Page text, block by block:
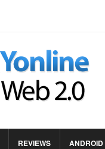
REVIEWS ANDROID